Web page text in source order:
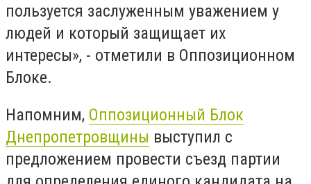
пользуется заслуженным уважением у
людей и который защищает их
интересы», - отметили в Оппозиционном
Блоке.
Напомним, Оппозиционный Блок
Днепропетровщины выступил с
предложением провести съезд партии